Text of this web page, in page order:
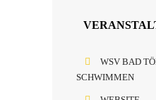
WSV BAD
SCHWIMMEN